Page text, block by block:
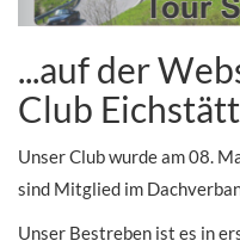
...auf der
Club Eichstätt
Unser Club wurde am 08.
sind Mitglied im
Unser Bestreben ist es in